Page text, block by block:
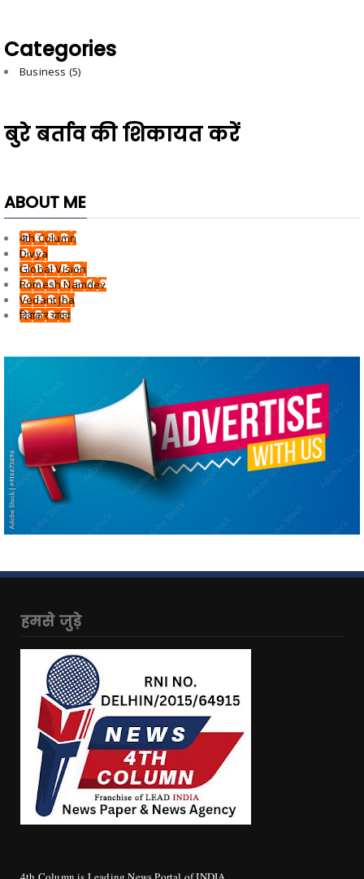
Categories
Business (5)
बुरे बर्ताव की शिकायत करें
ABOUT ME
4th Column
Divya
Global Vision
Romesh Namdev
Vedant Jha
दिवाकर यादव
हमसे जुड़े